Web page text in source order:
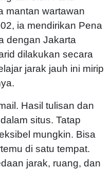
mantan wartawan
ia mendirikan Pena
dengan Jakarta
dilakukan secara
jarak jauh ini mirip
Hasil tulisan dan
situs. Tatap
mungkin. Bisa
di satu tempat.
jarak, ruang, dan